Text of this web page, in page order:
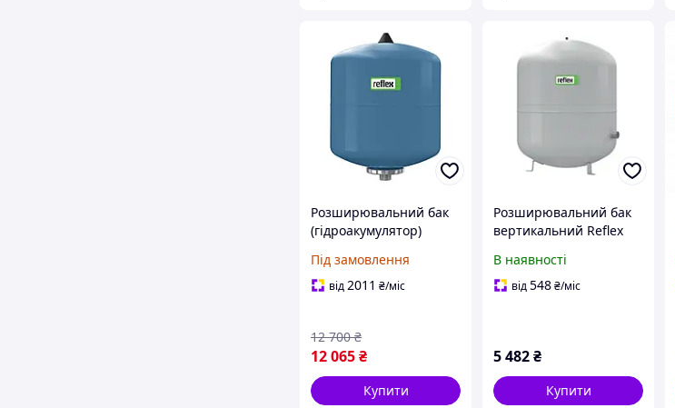
Розширювальний бак
(гідроакумулятор)
16 бар / 70 °C (7304015)
Під замовлення
від2011 ₴/міс
12 065₴
12 700 ₴
Купити
Розширювальний бак
вертикальний Reflex
6 бар (8001211)
В наявності
від548₴/міс
5 482₴
Купити